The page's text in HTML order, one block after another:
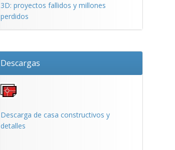
3D: proyectos fallidos y millones
perdidos
Descargas
Descarga de casa constructivos y
detalles